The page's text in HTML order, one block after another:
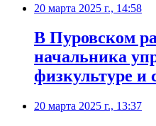
20 марта 2025 г., 14:58
В Пуровском
начальника
физкультуре и
20 марта 2025 г., 13:37